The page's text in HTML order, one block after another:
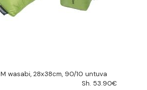
wasabi, 28x38cm, 90/10 untuva
Sh. 53.90€